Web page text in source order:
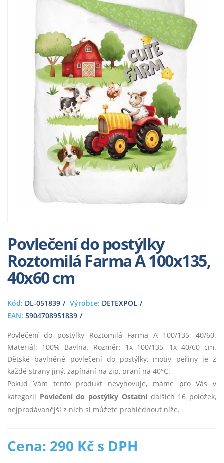
Povlečení do postýlky
Roztomilá Farma A 100x135,
40x60 cm
Kód: DL-051839 Výrobce: DETEXPOL
EAN: 5904708951839
Povlečení do postýlky Roztomilá Farma A 100/135, 40/60.
Materiál: 100% Bavlna. Rozměr: 1x 100/135, 1x 40/60 cm.
Dětské bavlněné povlečení do postýlky, motiv peřiny je z
každé strany jiný, zapínání na zip, praní na 40°C.
Pokud Vám tento produkt nevyhovuje, máme pro Vás v
kategorii Povlečení do postýlky Ostatnídalších 16 položek,
nejprodávanější z nich si můžete prohlédnout níže.
Cena: 290 Kč s DPH